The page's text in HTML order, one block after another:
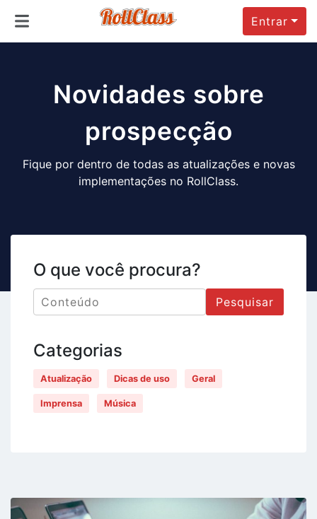
Entrar
Novidades sobre
prospecção
Fique por dentro de todas as atualizações e novas
implementações no RollClass.
O que você procura?
Pesquisar
Categorias
Atualização Dicas de uso Geral
Imprensa Música